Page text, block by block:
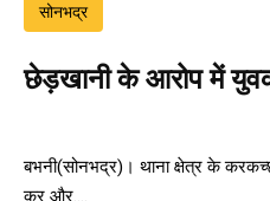
सोनभद्र
छेड़खानी के आरोप में
बभनी(सोनभद्र)। थाना क्षेत्र के
कर और....